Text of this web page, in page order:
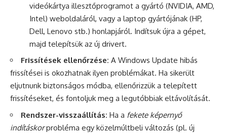
videókártya illesztőprogramot a gyártó (NVIDIA, AMD,
Intel) weboldaláról, vagy a laptop gyártójának (HP,
Dell, Lenovo stb.) honlapjáról. Indítsuk újra a gépet,
majd telepítsük az új drivert.
Frissítések ellenőrzése: A Windows Update hibás
frissítései is okozhatnak ilyen problémákat. Ha sikerült
eljutnunk biztonságos módba, ellenőrizzük a telepített
frissítéseket, és fontoljuk meg a legutóbbiak eltávolítását.
Rendszer-visszaállítás: Ha a fekete képernyő
indításkorprobléma egy közelmúltbeli változás (pl. új